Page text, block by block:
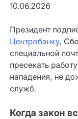
10.06.2026
Президент
Центробанку,
специальной
пресекать
нападения, не
служб.
Когда закон